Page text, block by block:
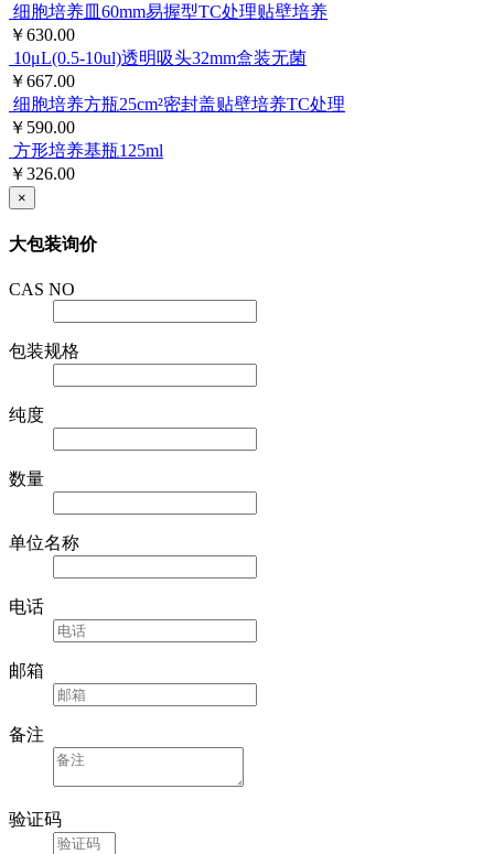
细胞培养皿60mm易握型TC处理贴壁培养
￥630.00
10μL(0.5-10ul)透明吸头32mm盒装无菌
￥667.00
细胞培养方瓶25cm²密封盖贴壁培养TC处理
￥590.00
方形培养基瓶125ml
￥326.00
×
大包装询价
CAS NO
包装规格
纯度
数量
单位名称
电话
邮箱
备注
验证码